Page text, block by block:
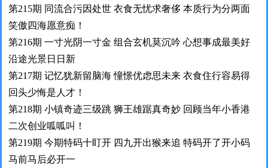
第215期 同流合污因处世 衣食无忧求奢侈 本质行为分两面
笑傲四海愿意痴！
第216期 一寸光阴一寸金 组合玄机莫沉吟 心想事成最美好
沿途光景日日新
第217期 记忆犹新留脑海 憧憬优虑思未来 衣食住行容易得
回头少悔是人才！
第218期 小镇奇迹三级跳 狮王雄踞真奇妙 回顾当年小香港
二次创业呱呱叫！
第219期 今期特码十盯开 四九开出猴来追 特码开了开小码
马前马后必开一